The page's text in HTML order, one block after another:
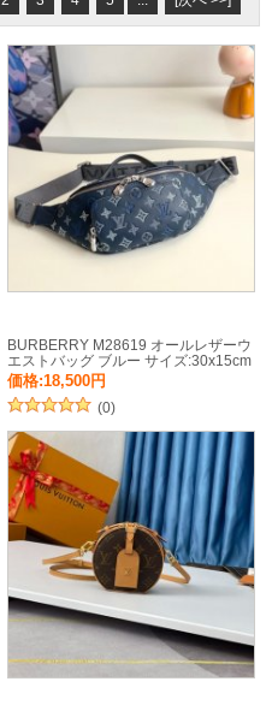
BURBERRY M28619 オールレザーウ
エストバッグ ブルー サイズ:30x15cm
価格:18,500円
(0)